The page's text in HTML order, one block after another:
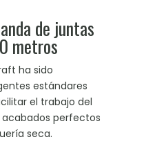
de juntas
metros
ha sido
estándares
el trabajo del
perfectos
seca.